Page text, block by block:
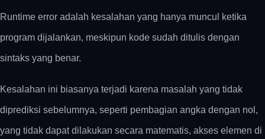
Runtime error adalah kesalahan yang hanya muncul ketika
program dijalankan, meskipun kode sudah ditulis dengan
sintaks yang benar.
Kesalahan ini biasanya terjadi karena masalah yang tidak
diprediksi sebelumnya, seperti pembagian angka dengan nol,
yang tidak dapat dilakukan secara matematis, akses elemen di